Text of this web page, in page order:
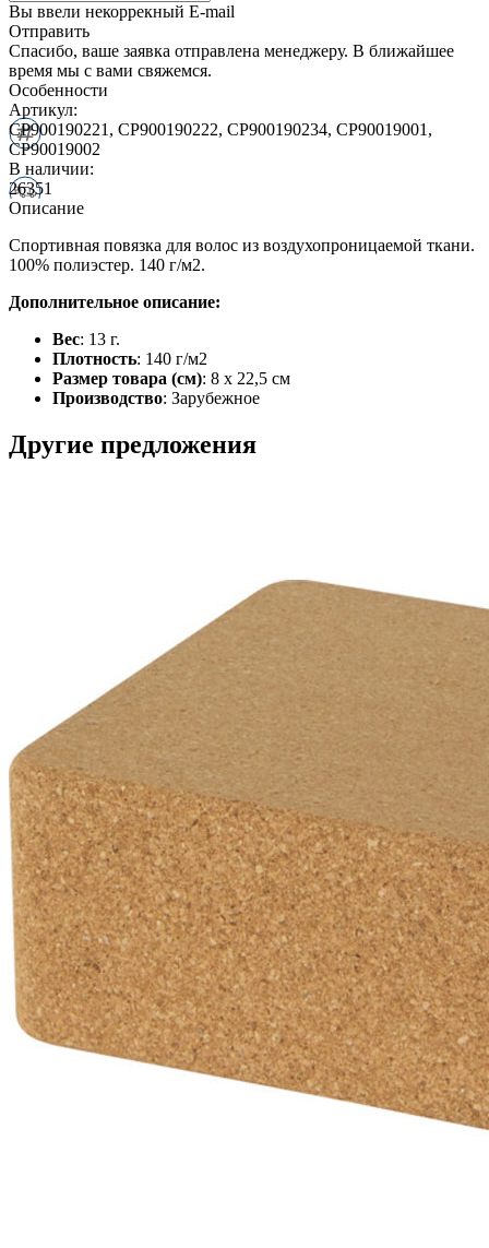
Вы ввели некоррекный E-mail
Отправить
Спасибо, ваше заявка отправлена менеджеру. В ближайшее
время мы с вами свяжемся.
Особенности
Артикул:
CP900190221, CP900190222, CP900190234, CP90019001,
CP90019002
В наличии:
26351
Описание
Спортивная повязка для волос из воздухопроницаемой ткани.
100% полиэстер. 140 г/м2.
Дополнительное описание:
Вес: 13 г.
Плотность: 140 г/м2
Размер товара (см): 8 x 22,5 см
Производство: Зарубежное
Другие предложения